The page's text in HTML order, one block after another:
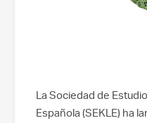
La Sociedad de
Española (SEKLE) ha